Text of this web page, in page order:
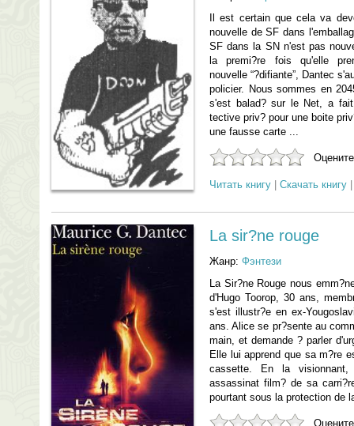
Il est certain que cela va
nouvelle de SF dans
SF dans la SN n'est pas
la premi?re fois qu'elle
nouvelle “?difiante”, Dantec
policier. Nous sommes en
s'est balad? sur le Net, a
tective priv? pour une boite
une fausse carte ...
Читать книгу Скачать книгу
La sir?ne rouge
Жанр: Фэнтези
La Sir?ne Rouge nous
d'Hugo Toorop, 30 ans,
s'est illustr?e en ex-
ans. Alice se pr?sente au
main, et demande ? parler
Elle lui apprend que sa m?re
cassette. En la visionnant,
assassinat film? de sa
pourtant sous la protection de